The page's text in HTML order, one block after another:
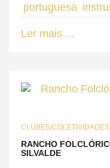
portuguesa
Ler mais ...
CLUBES/COLETIVIDADES
RANCHO
SILVALDE